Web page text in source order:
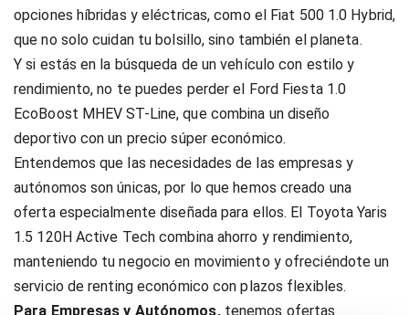
opciones híbridas y eléctricas, como el Fiat 500 1.0 Hybrid,
que no solo cuidan tu bolsillo, sino también el planeta.
Y si estás en la búsqueda de un vehículo con estilo y
rendimiento, no te puedes perder el Ford Fiesta 1.0
EcoBoost MHEV ST-Line, que combina un diseño
deportivo con un precio súper económico.
Entendemos que las necesidades de las empresas y
autónomos son únicas, por lo que hemos creado una
oferta especialmente diseñada para ellos. El Toyota Yaris
1.5 120H Active Tech combina ahorro y rendimiento,
manteniendo tu negocio en movimiento y ofreciéndote un
servicio de renting económico con plazos flexibles.
Para Empresas y Autónomos, tenemos ofertas